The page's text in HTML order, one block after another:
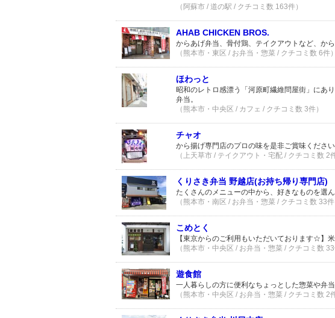
（阿蘇市 / 道の駅 / クチコミ数 163件）
AHAB CHICKEN BROS.
からあげ弁当、骨付鶏、テイクアウトなど、か
（熊本市・東区 / お弁当・惣菜 / クチコミ数 6件）
ほわっと
昭和のレトロ感漂う「河原町繊維問屋街」にあ
弁当。
（熊本市・中央区 / カフェ / クチコミ数 3件）
チャオ
から揚げ専門店のプロの味を是非ご賞味ください
（上天草市 / テイクアウト・宅配 / クチコミ数 2件
くりさき弁当 野越店(お持ち帰り専門店)
たくさんのメニューの中から、好きなものを選
（熊本市・南区 / お弁当・惣菜 / クチコミ数 33件
こめとく
【東京からのご利用もいただいております☆】
（熊本市・中央区 / お弁当・惣菜 / クチコミ数 33
遊食館
一人暮らしの方に便利なちょっとした惣菜や弁
（熊本市・中央区 / お弁当・惣菜 / クチコミ数 2件